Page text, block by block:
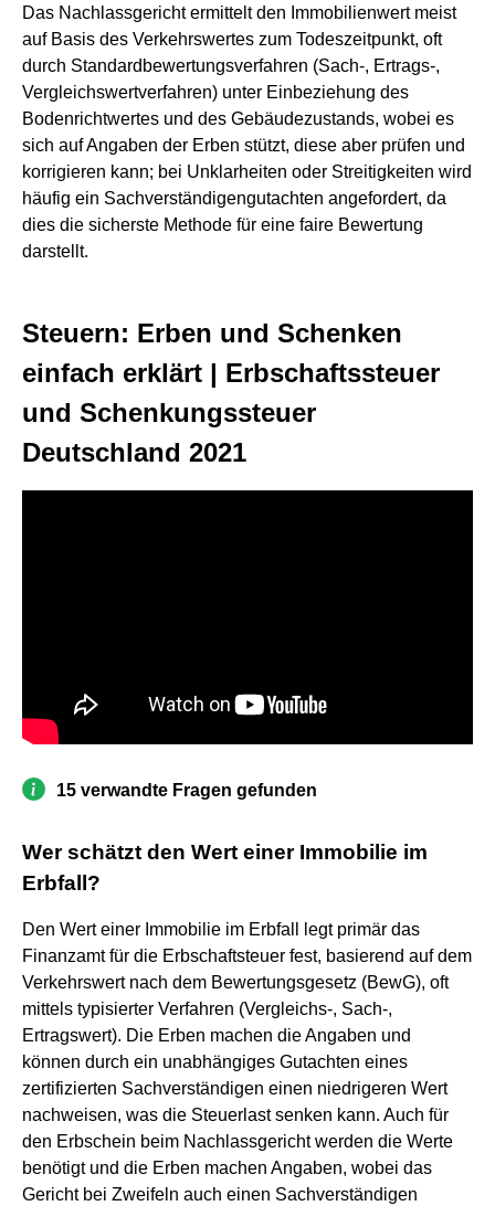
Das Nachlassgericht ermittelt den Immobilienwert meist
auf Basis des Verkehrswertes zum Todeszeitpunkt, oft
durch Standardbewertungsverfahren (Sach-, Ertrags-,
Vergleichswertverfahren) unter Einbeziehung des
Bodenrichtwertes und des Gebäudezustands, wobei es
sich auf Angaben der Erben stützt, diese aber prüfen und
korrigieren kann; bei Unklarheiten oder Streitigkeiten wird
häufig ein Sachverständigengutachten angefordert, da
dies die sicherste Methode für eine faire Bewertung
darstellt.
Steuern: Erben und Schenken
einfach erklärt | Erbschaftssteuer
und Schenkungssteuer
Deutschland 2021
15 verwandte Fragen gefunden
Wer schätzt den Wert einer Immobilie im
Erbfall?
Den Wert einer Immobilie im Erbfall legt primär das
Finanzamt für die Erbschaftsteuer fest, basierend auf dem
Verkehrswert nach dem Bewertungsgesetz (BewG), oft
mittels typisierter Verfahren (Vergleichs-, Sach-,
Ertragswert). Die Erben machen die Angaben und
können durch ein unabhängiges Gutachten eines
zertifizierten Sachverständigen einen niedrigeren Wert
nachweisen, was die Steuerlast senken kann. Auch für
den Erbschein beim Nachlassgericht werden die Werte
benötigt und die Erben machen Angaben, wobei das
Gericht bei Zweifeln auch einen Sachverständigen